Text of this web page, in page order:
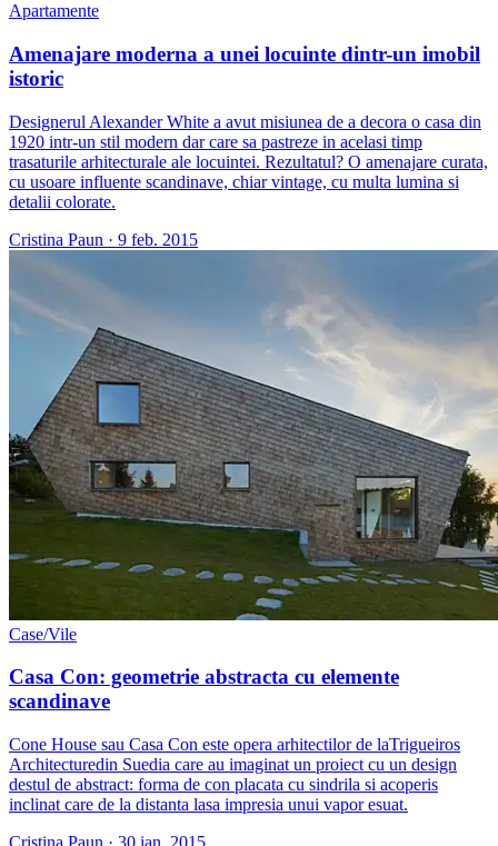
Apartamente
Amenajare moderna a unei locuinte dintr-un imobil
istoric
Designerul Alexander White a avut misiunea de a decora o casa din
1920 intr-un stil modern dar care sa pastreze in acelasi timp
trasaturile arhitecturale ale locuintei. Rezultatul? O amenajare curata,
cu usoare influente scandinave, chiar vintage, cu multa lumina si
detalii colorate.
Cristina Paun · 9 feb. 2015
Case/Vile
Casa Con: geometrie abstracta cu elemente
scandinave
Cone House sau Casa Con este opera arhitectilor de laTrigueiros
Architecturedin Suedia care au imaginat un proiect cu un design
destul de abstract: forma de con placata cu sindrila si acoperis
inclinat care de la distanta lasa impresia unui vapor esuat.
Cristina Paun · 30 ian. 2015